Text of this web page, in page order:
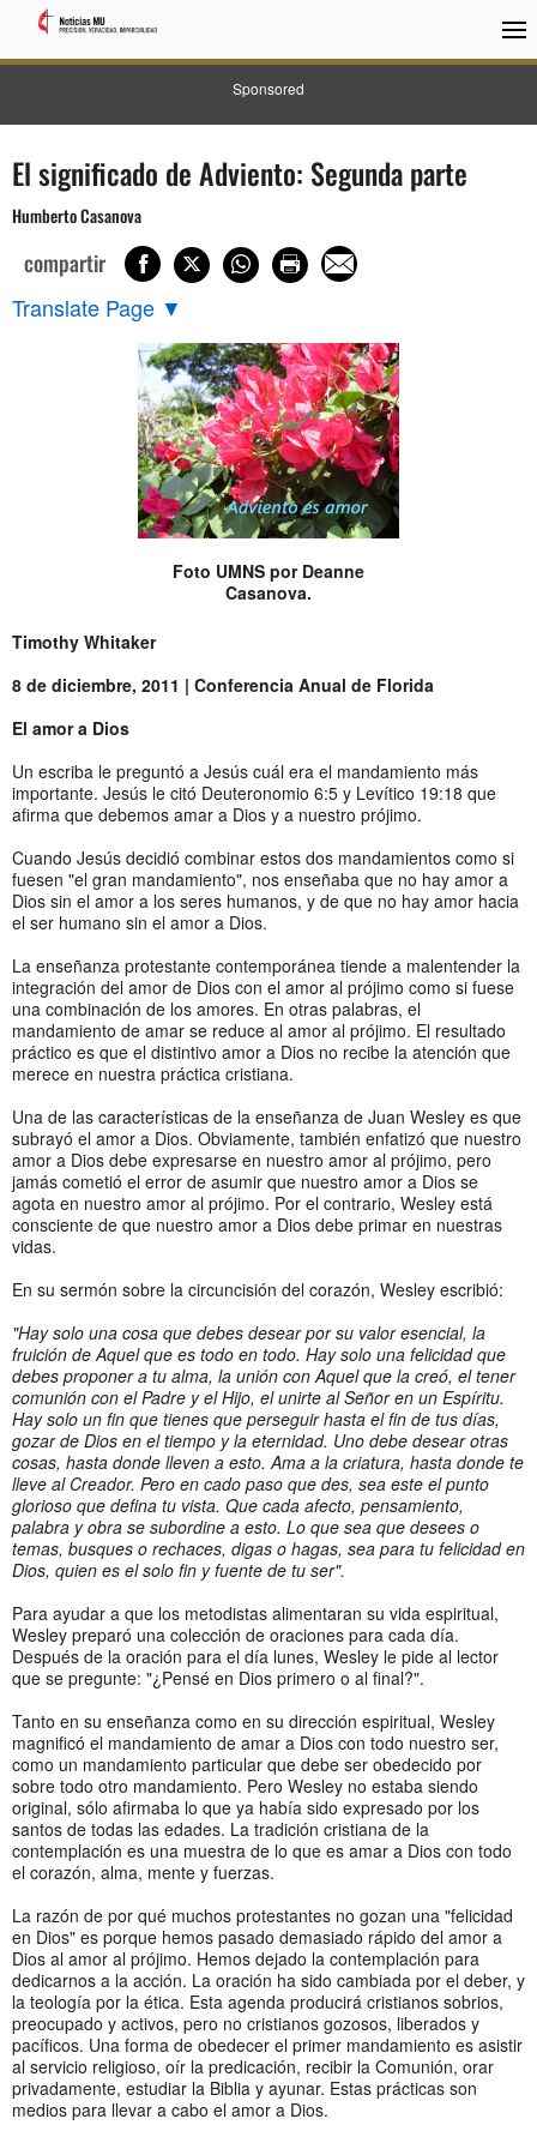
Sponsored
El significado de Adviento: Segunda parte
Humberto Casanova
compartir
Translate Page ▼
Foto UMNS por Deanne
Casanova.
Timothy Whitaker
8 de diciembre, 2011 | Conferencia Anual de Florida
El amor a Dios
Un escriba le preguntó a Jesús cuál era el mandamiento más
importante. Jesús le citó Deuteronomio 6:5 y Levítico 19:18 que
afirma que debemos amar a Dios y a nuestro prójimo.
Cuando Jesús decidió combinar estos dos mandamientos como si
fuesen "el gran mandamiento", nos enseñaba que no hay amor a
Dios sin el amor a los seres humanos, y de que no hay amor hacia
el ser humano sin el amor a Dios.
La enseñanza protestante contemporánea tiende a malentender la
integración del amor de Dios con el amor al prójimo como si fuese
una combinación de los amores. En otras palabras, el
mandamiento de amar se reduce al amor al prójimo. El resultado
práctico es que el distintivo amor a Dios no recibe la atención que
merece en nuestra práctica cristiana.
Una de las características de la enseñanza de Juan Wesley es que
subrayó el amor a Dios. Obviamente, también enfatizó que nuestro
amor a Dios debe expresarse en nuestro amor al prójimo, pero
jamás cometió el error de asumir que nuestro amor a Dios se
agota en nuestro amor al prójimo. Por el contrario, Wesley está
consciente de que nuestro amor a Dios debe primar en nuestras
vidas.
En su sermón sobre la circuncisión del corazón, Wesley escribió:
"Hay solo una cosa que debes desear por su valor esencial, la
fruición de Aquel que es todo en todo. Hay solo una felicidad que
debes proponer a tu alma, la unión con Aquel que la creó, el tener
comunión con el Padre y el Hijo, el unirte al Señor en un Espíritu.
Hay solo un fin que tienes que perseguir hasta el fin de tus días,
gozar de Dios en el tiempo y la eternidad. Uno debe desear otras
cosas, hasta donde lleven a esto. Ama a la criatura, hasta donde te
lleve al Creador. Pero en cado paso que des, sea este el punto
glorioso que defina tu vista. Que cada afecto, pensamiento,
palabra y obra se subordine a esto. Lo que sea que desees o
temas, busques o rechaces, digas o hagas, sea para tu felicidad en
Dios, quien es el solo fin y fuente de tu ser".
Para ayudar a que los metodistas alimentaran su vida espiritual,
Wesley preparó una colección de oraciones para cada día.
Después de la oración para el día lunes, Wesley le pide al lector
que se pregunte: "¿Pensé en Dios primero o al final?".
Tanto en su enseñanza como en su dirección espiritual, Wesley
magnificó el mandamiento de amar a Dios con todo nuestro ser,
como un mandamiento particular que debe ser obedecido por
sobre todo otro mandamiento. Pero Wesley no estaba siendo
original, sólo afirmaba lo que ya había sido expresado por los
santos de todas las edades. La tradición cristiana de la
contemplación es una muestra de lo que es amar a Dios con todo
el corazón, alma, mente y fuerzas.
La razón de por qué muchos protestantes no gozan una "felicidad
en Dios" es porque hemos pasado demasiado rápido del amor a
Dios al amor al prójimo. Hemos dejado la contemplación para
dedicarnos a la acción. La oración ha sido cambiada por el deber, y
la teología por la ética. Esta agenda producirá cristianos sobrios,
preocupado y activos, pero no cristianos gozosos, liberados y
pacíficos. Una forma de obedecer el primer mandamiento es asistir
al servicio religioso, oír la predicación, recibir la Comunión, orar
privadamente, estudiar la Biblia y ayunar. Estas prácticas son
medios para llevar a cabo el amor a Dios.